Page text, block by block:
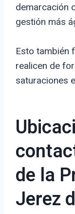
demarcación
gestión más
Esto también
realicen de
saturaciones
de la
Jerez